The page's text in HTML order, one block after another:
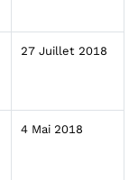
27 Juillet 2018
4 Mai 2018